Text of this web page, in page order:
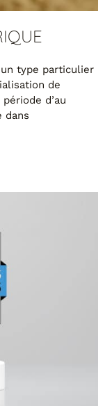
type particulier
de
d’au
dans